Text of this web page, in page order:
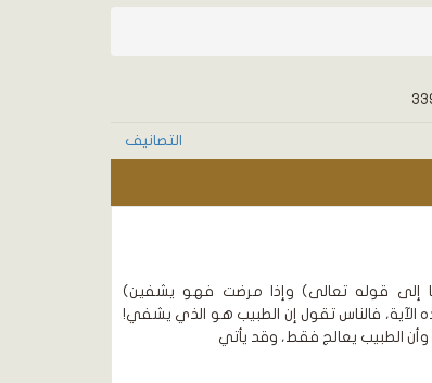
التصانيف
إلى قوله تعالى) وإذا مرضت فهو يشفين)
هذه الآية، فالناس تقول إن الطبيب هو الذي يشفي!
الطبيب يعالج فقط، وقد يأتي